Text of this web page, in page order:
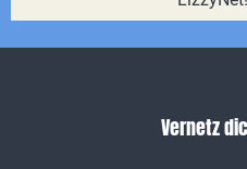
Vernetz